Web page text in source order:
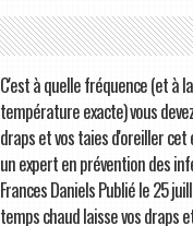
C'est à quelle fréquence (et à la
température exacte) vous
draps et vos taies d'oreiller cet
un expert en prévention des
Frances Daniels Publié le 25
temps chaud laisse vos draps